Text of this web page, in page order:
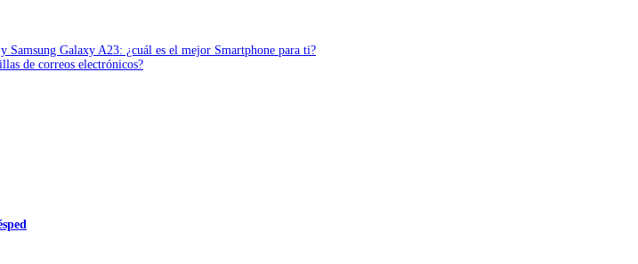
Samsung Galaxy A23: ¿cuál es el mejor Smartphone para ti?
de correos electrónicos?